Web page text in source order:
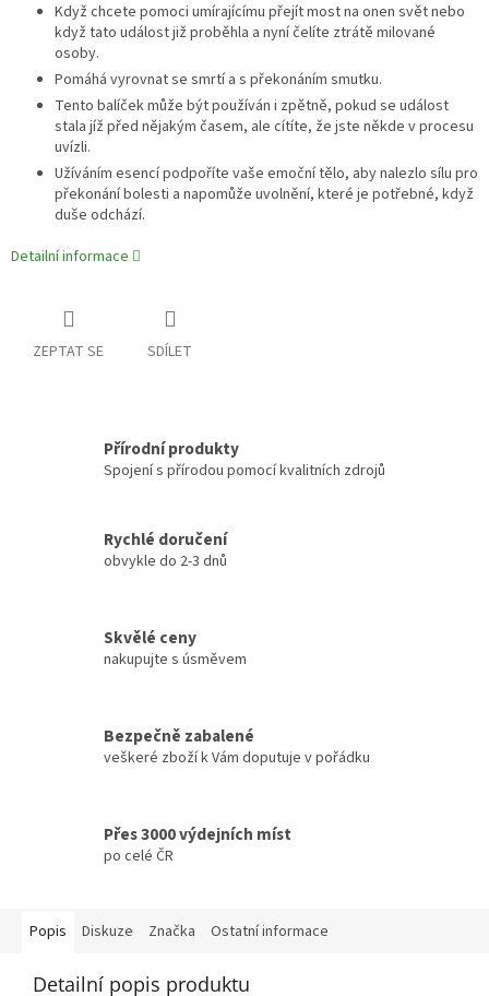
Když chcete pomoci umírajícímu přejít most na onen svět nebo
když tato událost již proběhla a nyní čelíte ztrátě milované
osoby.
Pomáhá vyrovnat se smrtí a s překonáním smutku.
Tento balíček může být používán i zpětně, pokud se událost
stala jíž před nějakým časem, ale cítíte, že jste někde v procesu
uvízli.
Užíváním esencí podpoříte vaše emoční tělo, aby nalezlo sílu pro
překonání bolesti a napomůže uvolnění, které je potřebné, když
duše odchází.
Detailní informace
ZEPTAT SE SDÍLET
Přírodní produkty
Spojení s přírodou pomocí kvalitních zdrojů
Rychlé doručení
obvykle do 2-3 dnů
Skvělé ceny
nakupujte s úsměvem
Bezpečně zabalené
veškeré zboží k Vám doputuje v pořádku
Přes 3000 výdejních míst
po celé ČR
Popis Diskuze Značka Ostatní informace
Detailní popis produktu